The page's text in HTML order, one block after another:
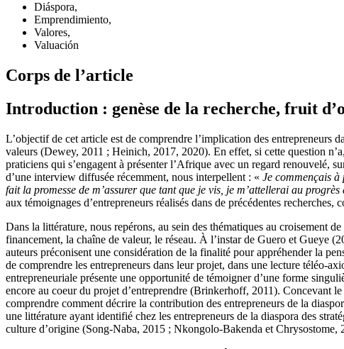
Diáspora,
Emprendimiento,
Valores,
Valuación
Corps de l’article
Introduction : genèse de la recherche, fruit
L’objectif de cet article est de comprendre l’implication des entrepreneurs
valeurs (Dewey, 2011 ; Heinich, 2017, 2020). En effet, si cette question
praticiens qui s’engagent à présenter l’Afrique avec un regard renouvelé,
d’une interview diffusée récemment, nous interpellent : « Je commençais à
fait la promesse de m’assurer que tant que je vis, je m’attellerai au
aux témoignages d’entrepreneurs réalisés dans de précédentes recherches,
Dans la littérature, nous repérons, au sein des thématiques au croisement
financement, la chaîne de valeur, le réseau. À l’instar de Guero et Gueye
auteurs préconisent une considération de la finalité pour appréhender la
de comprendre les entrepreneurs dans leur projet, dans une lecture téléo-
entrepreneuriale présente une opportunité de témoigner d’une forme
encore au coeur du projet d’entreprendre (Brinkerhoff, 2011). Concevant
comprendre comment décrire la contribution des entrepreneurs de la
une littérature ayant identifié chez les entrepreneurs de la diaspora des
culture d’origine (Song-Naba, 2015 ; Nkongolo-Bakenda et